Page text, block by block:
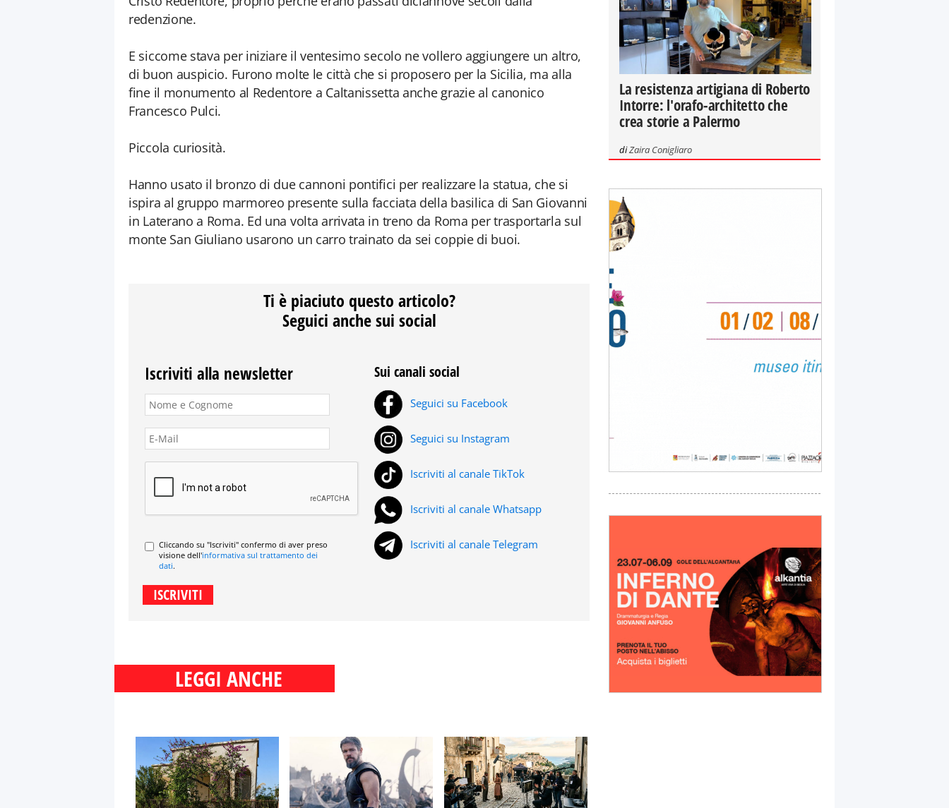
redenzione.
E siccome stava per iniziare il ventesimo secolo ne vollero aggiungere un altro,
di buon auspicio. Furono molte le città che si proposero per la Sicilia, ma alla
fine il monumento al Redentore a Caltanissetta anche grazie al canonico
Francesco Pulci.
Piccola curiosità.
Hanno usato il bronzo di due cannoni pontifici per realizzare la statua, che si
ispira al gruppo marmoreo presente sulla facciata della basilica di San Giovanni
in Laterano a Roma. Ed una volta arrivata in treno da Roma per trasportarla sul
monte San Giuliano usarono un carro trainato da sei coppie di buoi.
Ti è piaciuto questo articolo?
Seguici anche sui social
Iscriviti alla newsletter
Cliccando su "Iscriviti" confermo di aver preso
visione dell'informativa sul trattamento dei
dati.
Sui canali social
Seguici su Facebook
Seguici su Instagram
Iscriviti al canale TikTok
Iscriviti al canale Whatsapp
Iscriviti al canale Telegram
LEGGI ANCHE
La resistenza artigiana di Roberto
Intorre: l'orafo-architetto che
crea storie a Palermo
diZaira Conigliaro